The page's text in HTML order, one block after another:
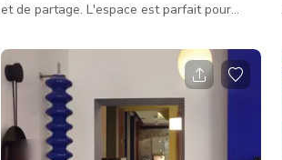
et de partage. L'espace est parfait pour
groupe. Le lieu peut accueillir jusqu'à 20
personnes assises et convient pour des
réunions professionnelles, des sessions de
formation et des ateliers, ainsi que pour des
événements familiaux ou associatifs tels
que des anniversaires, des baby showers,